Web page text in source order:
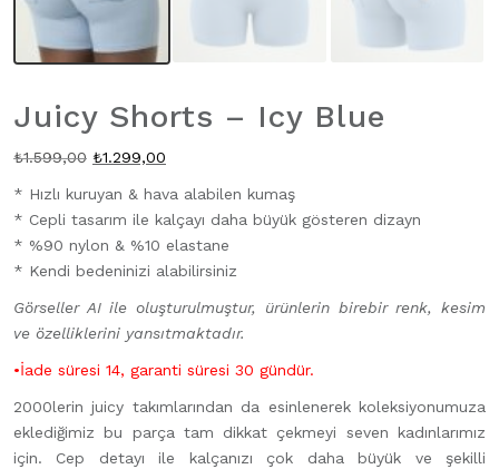
Juicy Shorts – Icy Blue
₺1.599,00 Orijinal
₺1.599,00.
₺1.299,00
₺1.299,00.
* Hızlı kuruyan & hava alabilen kumaş
* Cepli tasarım ile kalçayı daha büyük gösteren dizayn
* %90 nylon & %10 elastane
* Kendi bedeninizi alabilirsiniz
Görseller AI ile oluşturulmuştur, ürünlerin birebir renk, kesim
ve özelliklerini yansıtmaktadır.
•İade süresi 14, garanti süresi 30 gündür.
2000lerin juicy takımlarından da esinlenerek koleksiyonumuza
eklediğimiz bu parça tam dikkat çekmeyi seven kadınlarımız
için. Cep detayı ile kalçanızı çok daha büyük ve şekilli